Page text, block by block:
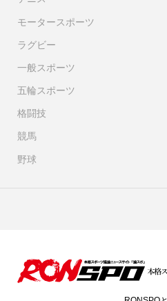
モータースポーツ
ラグビー
一般スポーツ
五輪スポーツ
格闘技
競馬
野球